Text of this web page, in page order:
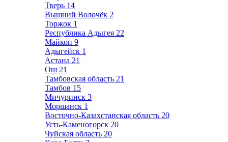
Тверь 14
Вышний Волочёк 2
Торжок 1
Республика Адыгея 22
Майкоп 9
Адыгейск 1
Астана 21
Ош 21
Тамбовская область 21
Тамбов 15
Мичуринск 3
Моршанск 1
Восточно-Казахстанская область 20
Усть-Каменогорск 20
Чуйская область 20